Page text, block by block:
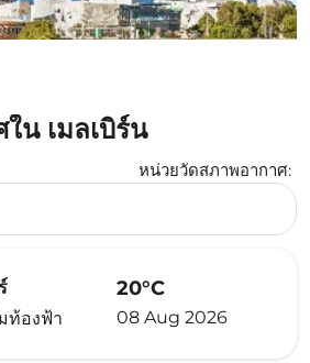
น เมลเบิร์น
หน่วยวัดสภาพอากาศ:
ลเซียส Selected
ท้องฟ้า
20°C
08 Aug 2026